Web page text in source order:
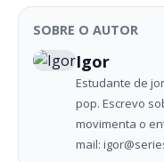
SOBRE O AUTOR
Igor
Estudante de
pop. Escrevo
movimenta o
mail: